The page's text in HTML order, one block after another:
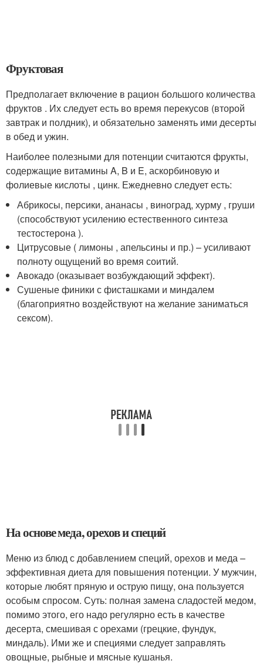
Фруктовая
Предполагает включение в рацион большого количества
фруктов . Их следует есть во время перекусов (второй
завтрак и полдник), и обязательно заменять ими десерты
в обед и ужин.
Наиболее полезными для потенции считаются фрукты,
содержащие витамины A, B и E, аскорбиновую и
фолиевые кислоты , цинк. Ежедневно следует есть:
Абрикосы, персики, ананасы , виноград, хурму , груши
(способствуют усилению естественного синтеза
тестостерона ).
Цитрусовые ( лимоны , апельсины и пр.) – усиливают
полноту ощущений во время соитий.
Авокадо (оказывает возбуждающий эффект).
Сушеные финики с фисташками и миндалем
(благоприятно воздействуют на желание заниматься
сексом).
На основе меда, орехов и специй
Меню из блюд с добавлением специй, орехов и меда –
эффективная диета для повышения потенции. У мужчин,
которые любят пряную и острую пищу, она пользуется
особым спросом. Суть: полная замена сладостей медом,
помимо этого, его надо регулярно есть в качестве
десерта, смешивая с орехами (грецкие, фундук,
миндаль). Ими же и специями следует заправлять
овощные, рыбные и мясные кушанья.